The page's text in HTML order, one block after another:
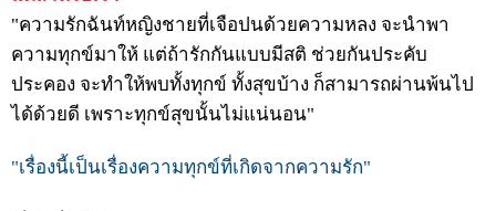
"ความรักฉันท์หญิงชายที่เจือปนด้วยความหลง จะนำพา
ความทุกข์มาให้ แต่ถ้ารักกันแบบมีสติ ช่วยกันประคับ
ประคอง จะทำให้พบทั้งทุกข์ ทั้งสุขบ้าง ก็สามารถผ่านพ้นไป
ได้ด้วยดี เพราะทุกข์สุขนั้นไม่แน่นอน"
"เรื่องนี้เป็นเรื่องความทุกข์ที่เกิดจากความรัก"